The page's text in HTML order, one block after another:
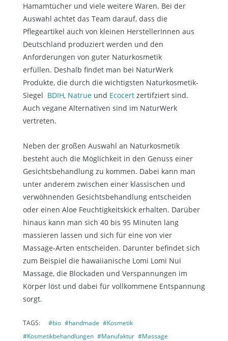
Hamamtücher und viele weitere Waren. Bei der
Auswahl achtet das Team darauf, dass die
Pflegeartikel auch von kleinen HerstellerInnen aus
Deutschland produziert werden und den
Anforderungen von guter Naturkosmetik
erfüllen. Deshalb findet man bei NaturWerk
Produkte, die durch die wichtigsten Naturkosmetik-
Siegel BDIH, Natrueund Ecocertzertifziert sind.
Auch vegane Alternativen sind im NaturWerk
vertreten.
Neben der großen Auswahl an Naturkosmetik
besteht auch die Möglichkeit in den Genuss einer
Gesichtsbehandlung zu kommen. Dabei kann man
unter anderem zwischen einer klassischen und
verwöhnenden Gesichtsbehandlung entscheiden
oder einen Aloe Feuchtigkeitskick erhalten. Darüber
hinaus kann man sich 40 bis 95 Minuten lang
massieren lassen und sich für eine von vier
Massage-Arten entscheiden. Darunter befindet sich
zum Beispiel die hawaiianische Lomi Lomi Nui
Massage, die Blockaden und Verspannungen im
Körper löst und dabei für vollkommene Entspannung
sorgt.
TAGS: #bio #handmade #Kosmetik
#Kosmetikbehandlungen #Manufaktur #Massage